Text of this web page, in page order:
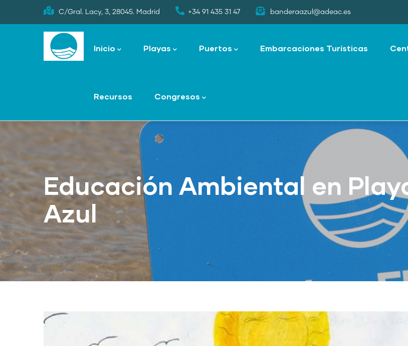
to
C/Gral. Lacy, 3, 28045. Madrid +34 91 435 31 47 banderaazul@adeac.es
navigation
Inicio Playas Puertos Embarcaciones Turísticas
Recursos Congresos
Educación Ambiental en
Azul